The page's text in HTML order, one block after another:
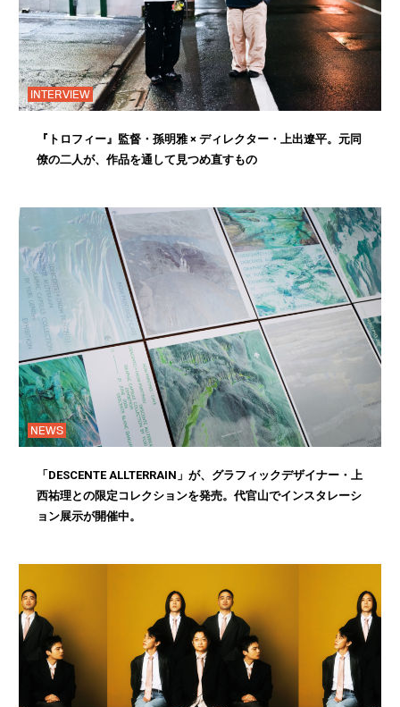
INTERVIEW
『トロフィー』監督・孫明雅 × ディレクター・上出遼平。元同
僚の二人が、作品を通して見つめ直すもの
NEWS
「DESCENTE ALLTERRAIN」が、グラフィックデザイナー・上
西祐理との限定コレクションを発売。代官山でインスタレーシ
ョン展示が開催中。